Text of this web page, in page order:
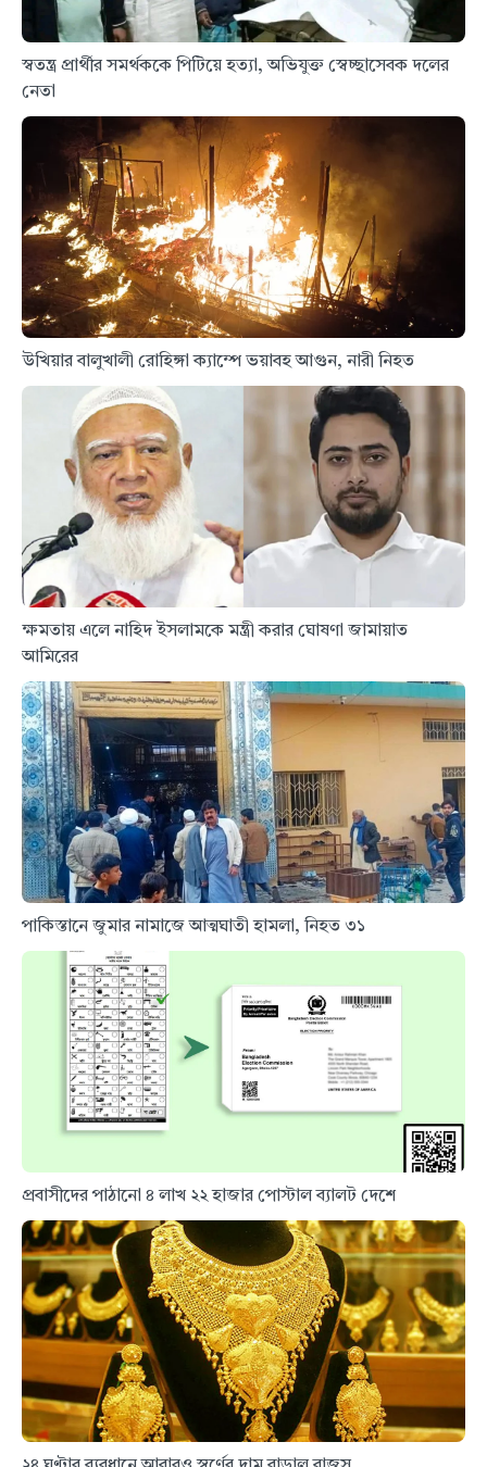
স্বতন্ত্র প্রার্থীর সমর্থককে পিটিয়ে হত্যা, অভিযুক্ত স্বেচ্ছাসেবক দলের
নেতা
উখিয়ার বালুখালী রোহিঙ্গা ক্যাম্পে ভয়াবহ আগুন, নারী নিহত
ক্ষমতায় এলে নাহিদ ইসলামকে মন্ত্রী করার ঘোষণা জামায়াত
আমিরের
পাকিস্তানে জুমার নামাজে আত্মঘাতী হামলা, নিহত ৩১
প্রবাসীদের পাঠানো ৪ লাখ ২২ হাজার পোস্টাল ব্যালট দেশে